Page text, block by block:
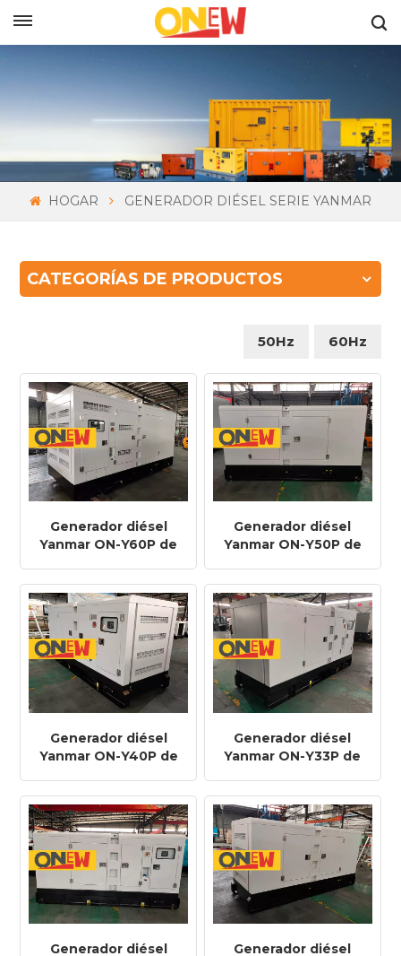
HOGAR GENERADOR DIÉSEL SERIE YANMAR
CATEGORÍAS DE PRODUCTOS
50Hz 60Hz
Generador diésel
Yanmar ON-Y60P de
kVA, 4TNV106T-GGE
Generador diésel
Yanmar ON-Y50P de
kVA, 4TNV106-GGE
Generador diésel
Yanmar ON-Y40P de
kVA, 4TNV98T-GGE
Generador diésel
Yanmar ON-Y33P de
kVA, 4TNV98-GGE
Generador diésel
Generador diésel